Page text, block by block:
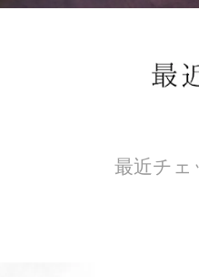
最近チェ